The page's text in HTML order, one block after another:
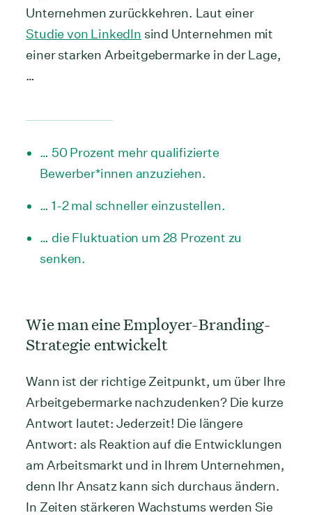
Unternehmen zurückkehren. Laut einer
Studie von LinkedIn sind Unternehmen mit
einer starken Arbeitgebermarke in der Lage,
…
… 50 Prozent mehr qualifizierte
Bewerber*innen anzuziehen.
… 1-2 mal schneller einzustellen.
… die Fluktuation um 28 Prozent zu
senken.
Wie man eine Employer-Branding-
Strategie entwickelt
Wann ist der richtige Zeitpunkt, um über Ihre
Arbeitgebermarke nachzudenken? Die kurze
Antwort lautet: Jederzeit! Die längere
Antwort: als Reaktion auf die Entwicklungen
am Arbeitsmarkt und in Ihrem Unternehmen,
denn Ihr Ansatz kann sich durchaus ändern.
In Zeiten stärkeren Wachstums werden Sie